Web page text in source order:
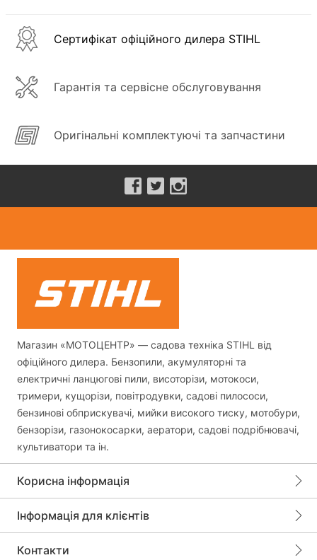
Сертифікат офіційного дилера STIHL
Гарантія та сервісне обслуговування
Оригінальні комплектуючі та запчастини
Магазин «МОТОЦЕНТР» — садова техніка STIHL від
офіційного дилера. Бензопили, акумуляторні та
електричні ланцюгові пили, висоторізи, мотокоси,
тримери, кущорізи, повітродувки, садові пилососи,
бензинові обприскувачі, мийки високого тиску, мотобури,
бензорізи, газонокосарки, аератори, садові подрібнювачі,
культиватори та ін.
Корисна інформація
Інформація для клієнтів
Контакти